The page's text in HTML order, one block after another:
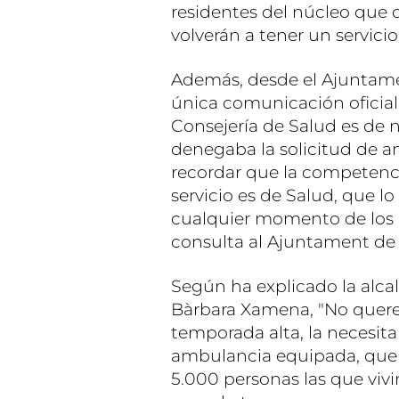
residentes del núcleo que
volverán a tener un
Además, desde el
única comunicación
Consejería de Salud es de
denegaba la solicitud de
recordar que la
servicio es de Salud, que
cualquier momento de
consulta al Ajuntament de
Según ha explicado la
Bàrbara Xamena, "No
temporada alta, la
ambulancia equipada,
5.000 personas las que